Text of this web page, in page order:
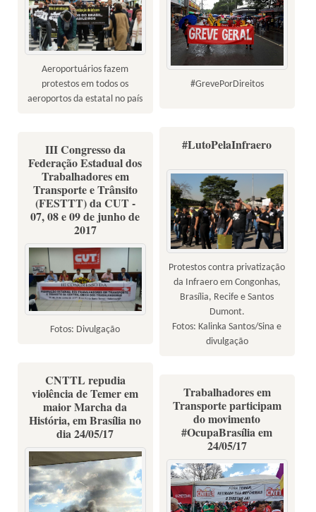
Aeroportuários fazem
protestos em todos os
aeroportos da estatal no país
#GrevePorDireitos
#LutoPelaInfraero
Protestos contra privatização
da Infraero em Congonhas,
Brasília, Recife e Santos
Dumont.
Fotos: Kalinka Santos/Sina e
divulgação
III Congresso da
Federação Estadual dos
Trabalhadores em
Transporte e Trânsito
(FESTTT) da CUT -
07, 08 e 09 de junho de
2017
Fotos: Divulgação
CNTTL repudia
violência de Temer em
maior Marcha da
História, em Brasília no
dia 24/05/17
Trabalhadores em
Transporte participam
do movimento
#OcupaBrasília em
24/05/17